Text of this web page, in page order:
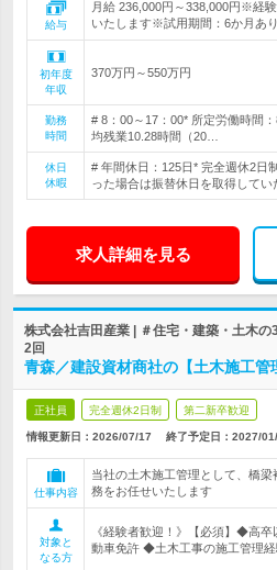
給与
月給 236,000円～338,000円※経
いたします※試用期間：6か月あ
初年度
年収
370万円～550万円
勤務
時間
# 8：00～17：00* 所定労働時間
均残業10.28時間（20…
休日
休暇
# 年間休日：125日* 完全週休2
った場合は振替休日を取得してい
求人詳細を見る
株式会社吉田産業 | ＃住宅・建築・土木
2回
青森／建設資材商社の【土木施工管
正社員 完全週休2日制 第二新卒歓迎
情報更新日：2026/07/17 終了予定日： 2027/
仕事内容
当社の土木施工管理として、橋
務をお任せいたします
対象と
なる方
《経験者歓迎！》【必須】◆高
動車免許 ◆土木工事の施工管理経